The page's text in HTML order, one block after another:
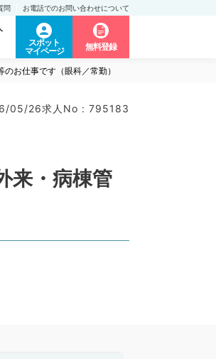
問 お電話でのお問い合わせについて
スポット
マイページ
無料登録
お仕事です（眼科／常勤）
05/26求人No : 795183
来・病棟管